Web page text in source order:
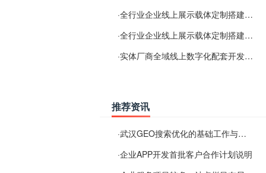
·全行业企业线上展示载体定制搭建服务
·全行业企业线上展示载体定制搭建服务
·实体厂商全域线上数字化配套开发与地域检索优化服务
推荐资讯
·武汉GEO搜索优化的基础工作与实施思路
·企业APP开发首批客户合作计划说明